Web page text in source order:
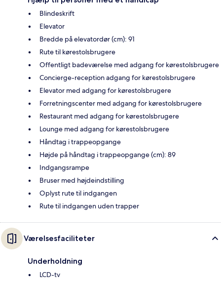
Blindeskrift
Elevator
Bredde på elevatordør (cm): 91
Rute til kørestolsbrugere
Offentligt badeværelse med adgang for kørestolsbrugere
Concierge-reception adgang for kørestolsbrugere
Elevator med adgang for kørestolsbrugere
Forretningscenter med adgang for kørestolsbrugere
Restaurant med adgang for kørestolsbrugere
Lounge med adgang for kørestolsbrugere
Håndtag i trappeopgange
Højde på håndtag i trappeopgange (cm): 89
Indgangsrampe
Bruser med højdeindstilling
Oplyst rute til indgangen
Rute til indgangen uden trapper
Værelsesfaciliteter
Underholdning
LCD-tv